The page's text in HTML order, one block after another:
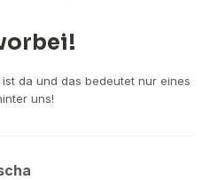
da und das bedeutet nur eines
uns!